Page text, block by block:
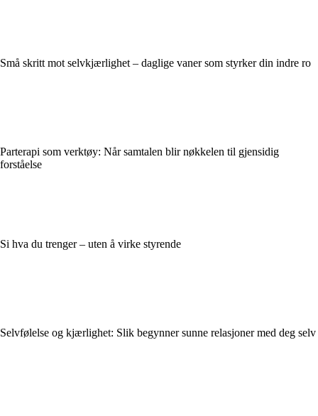
Små skritt mot selvkjærlighet – daglige vaner som styrker din indre ro
Parterapi som verktøy: Når samtalen blir nøkkelen til gjensidig
forståelse
Si hva du trenger – uten å virke styrende
Selvfølelse og kjærlighet: Slik begynner sunne relasjoner med deg selv